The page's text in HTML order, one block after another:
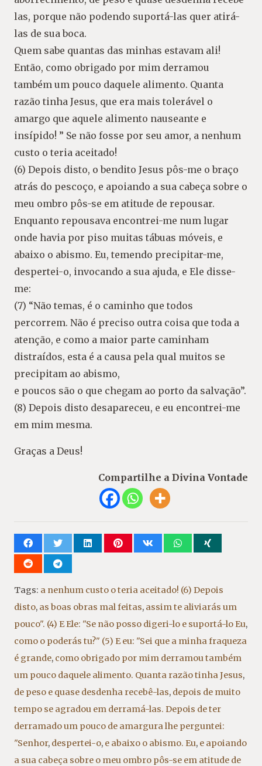
las, porque não podendo suportá-las quer atirá-
las de sua boca.
Quem sabe quantas das minhas estavam ali!
Então, como obrigado por mim derramou
também um pouco daquele alimento. Quanta
razão tinha Jesus, que era mais tolerável o
amargo que aquele alimento nauseante e
insípido! ” Se não fosse por seu amor, a nenhum
custo o teria aceitado!
(6) Depois disto, o bendito Jesus pôs-me o braço
atrás do pescoço, e apoiando a sua cabeça sobre o
meu ombro pôs-se em atitude de repousar.
Enquanto repousava encontrei-me num lugar
onde havia por piso muitas tábuas móveis, e
abaixo o abismo. Eu, temendo precipitar-me,
despertei-o, invocando a sua ajuda, e Ele disse-
me:
(7) “Não temas, é o caminho que todos
percorrem. Não é preciso outra coisa que toda a
atenção, e como a maior parte caminham
distraídos, esta é a causa pela qual muitos se
precipitam ao abismo,
e poucos são o que chegam ao porto da salvação”.
(8) Depois disto desapareceu, e eu encontrei-me
em mim mesma.
Graças a Deus!
Compartilhe a Divina Vontade
Tags: a nenhum custo o teria aceitado! (6) Depois
disto, as boas obras mal feitas, assim te aliviarás um
pouco". (4) E Ele: "Se não posso digeri-lo e suportá-lo Eu,
como o poderás tu?" (5) E eu: "Sei que a minha fraqueza
é grande, como obrigado por mim derramou também
um pouco daquele alimento. Quanta razão tinha Jesus,
de peso e quase desdenha recebê-las, depois de muito
tempo se agradou em derramá-las. Depois de ter
derramado um pouco de amargura lhe perguntei:
"Senhor, despertei-o, e abaixo o abismo. Eu, e apoiando
a sua cabeça sobre o meu ombro pôs-se em atitude de